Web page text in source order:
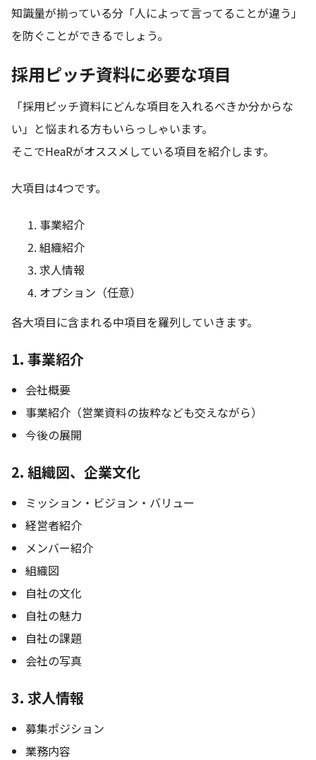
知識量が揃っている分「人によって言ってることが違う」
を防ぐことができるでしょう。
採用ピッチ資料に必要な項目
「採用ピッチ資料にどんな項目を入れるべきか分からな
い」と悩まれる方もいらっしゃいます。
そこでHeaRがオススメしている項目を紹介します。
大項目は4つです。
事業紹介
組織紹介
求人情報
オプション（任意）
各大項目に含まれる中項目を羅列していきます。
1. 事業紹介
会社概要
事業紹介（営業資料の抜粋なども交えながら）
今後の展開
2. 組織図、企業文化
ミッション・ビジョン・バリュー
経営者紹介
メンバー紹介
組織図
自社の文化
自社の魅力
自社の課題
会社の写真
3. 求人情報
募集ポジション
業務内容